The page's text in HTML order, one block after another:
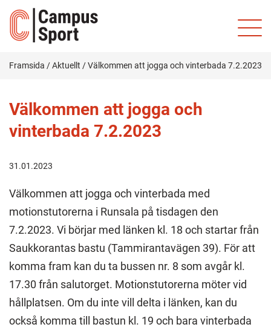
Framsida /Aktuellt /Välkommen att jogga och vinterbada 7.2.2023
Välkommen att jogga och
vinterbada 7.2.2023
31.01.2023
Välkommen att jogga och vinterbada med
motionstutorerna i Runsala på tisdagen den
7.2.2023. Vi börjar med länken kl. 18 och startar från
Saukkorantas bastu (Tammirantavägen 39). För att
komma fram kan du ta bussen nr. 8 som avgår kl.
17.30 från salutorget. Motionstutorerna möter vid
hållplatsen. Om du inte vill delta i länken, kan du
också komma till bastun kl. 19 och bara vinterbada